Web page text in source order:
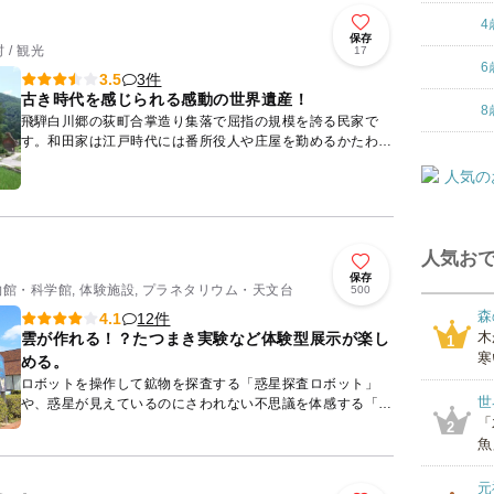
/ 観光
保存
17
3.5
3件
古き時代を感じられる感動の世界遺産！
飛騨白川郷の荻町合掌造り集落で屈指の規模を誇る民家で
す。和田家は江戸時代には番所役人や庄屋を勤めるかたわ
ら、火薬の原料となる焔硝の取引を行って栄えました。農業
の他、養蚕や焔硝...
・科学館, 体験施設, プラネタリウム・天文台
保存
500
4.1
12件
雲が作れる！？たつまき実験など体験型展示が楽し
める。
ロボットを操作して鉱物を探査する「惑星探査ロボット」
や、惑星が見えているのにさわれない不思議を体感する「見
えてもつかめない」など、体験型展示を楽しみましょう。気
4
6
8
人気お
1
2